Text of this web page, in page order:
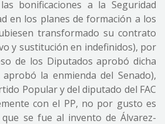
bonificaciones a la Seguridad
en los planes de formación a los
transformado su contrato
y sustitución en indefinidos), por
de los Diputados aprobó dicha
la enmienda del Senado),
Popular y del diputado del FAC
con el PP, no por gusto es
se fue al invento de Álvarez-